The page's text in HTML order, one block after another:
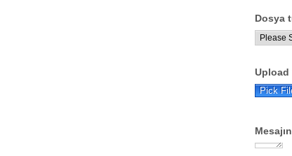
Dosya
Upload
Pick